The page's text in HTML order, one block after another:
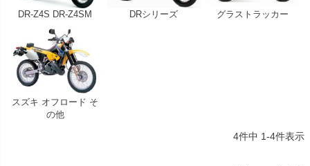
DR-Z4S DR-Z4SM DRシリーズ グラストラッカー
スズキ オフロード そ
の他
4件中 1-4件表示